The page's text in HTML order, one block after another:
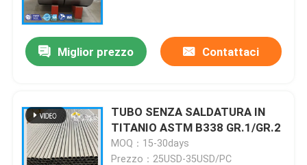
Miglior prezzo Contattaci
TUBO SENZA SALDATURA IN
TITANIO ASTM B338 GR.1/GR.2
MOQ：15-30days
Prezzo：25USD-35USD/PC